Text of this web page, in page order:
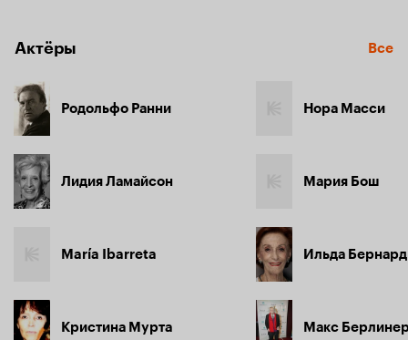
Актёры Все
Родольфо Ранни
Лидия Ламайсон
María Ibarreta
Кристина Мурта
Нора Масси
Мария Бош
Ильда Бернард
Макс